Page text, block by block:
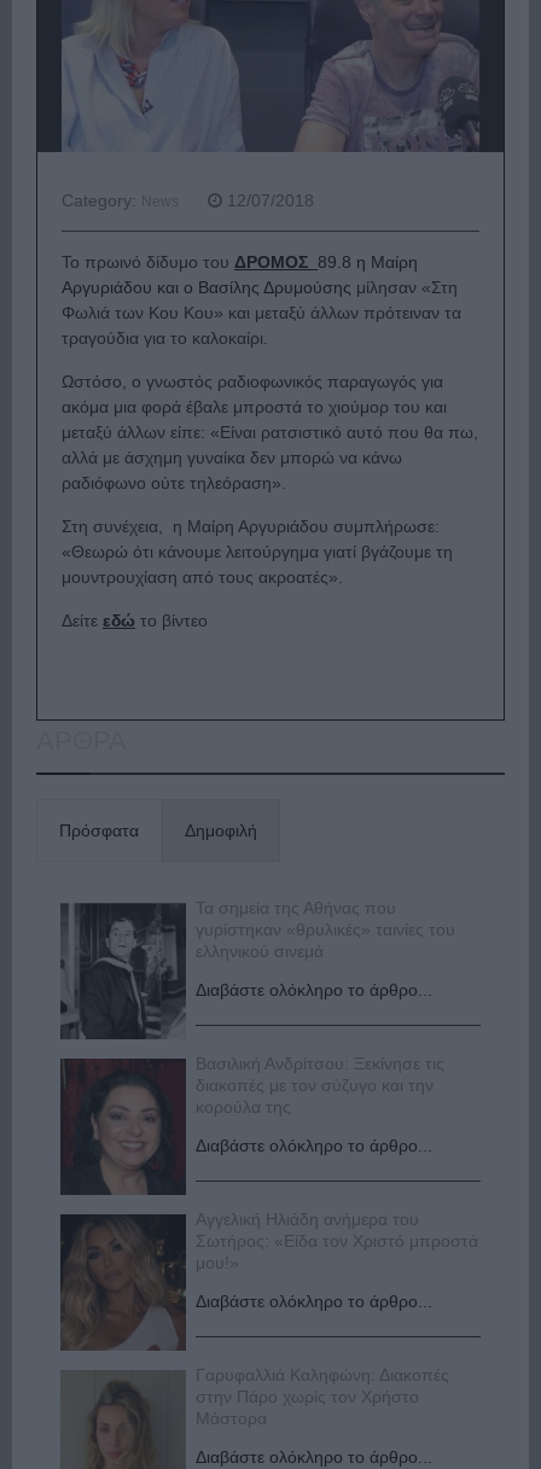
Category: News 12/07/2018
Το πρωινό δίδυμο του ΔΡΟΜΟΣ 89.8 η Μαίρη
Αργυριάδου και ο Βασίλης Δρυμούσης μίλησαν «Στη
Φωλιά των Κου Κου» και μεταξύ άλλων πρότειναν τα
τραγούδια για το καλοκαίρι.
Ωστόσο, ο γνωστός ραδιοφωνικός παραγωγός για
ακόμα μια φορά έβαλε μπροστά το χιούμορ του και
μεταξύ άλλων είπε: «Είναι ρατσιστικό αυτό που θα πω,
αλλά με άσχημη γυναίκα δεν μπορώ να κάνω
ραδιόφωνο ούτε τηλεόραση».
Στη συνέχεια, η Μαίρη Αργυριάδου συμπλήρωσε:
«Θεωρώ ότι κάνουμε λειτούργημα γιατί βγάζουμε τη
μουντρουχίαση από τους ακροατές».
Δείτε εδώ το βίντεο
Πρόσφατα Δημοφιλή
Τα σημεία της Αθήνας που
γυρίστηκαν «θρυλικές» ταινίες του
ελληνικού σινεμά
Διαβάστε ολόκληρο το άρθρο...
Βασιλική Ανδρίτσου: Ξεκίνησε τις
διακοπές με τον σύζυγο και την
κορούλα της
Διαβάστε ολόκληρο το άρθρο...
Αγγελική Ηλιάδη ανήμερα του
Σωτήρος: «Είδα τον Χριστό μπροστά
μου!»
Διαβάστε ολόκληρο το άρθρο...
Γαρυφαλλιά Καληφώνη: Διακοπές
στην Πάρο χωρίς τον Χρήστο
Μάστορα
Διαβάστε ολόκληρο το άρθρο...